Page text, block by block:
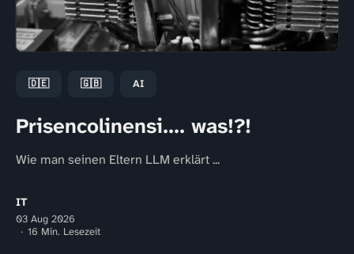
🇩🇪 🇬🇧 AI
Prisencolinensi.... was!?!
Wie man seinen Eltern LLM erklärt ...
IT
03 Aug 2026
16 Min. Lesezeit